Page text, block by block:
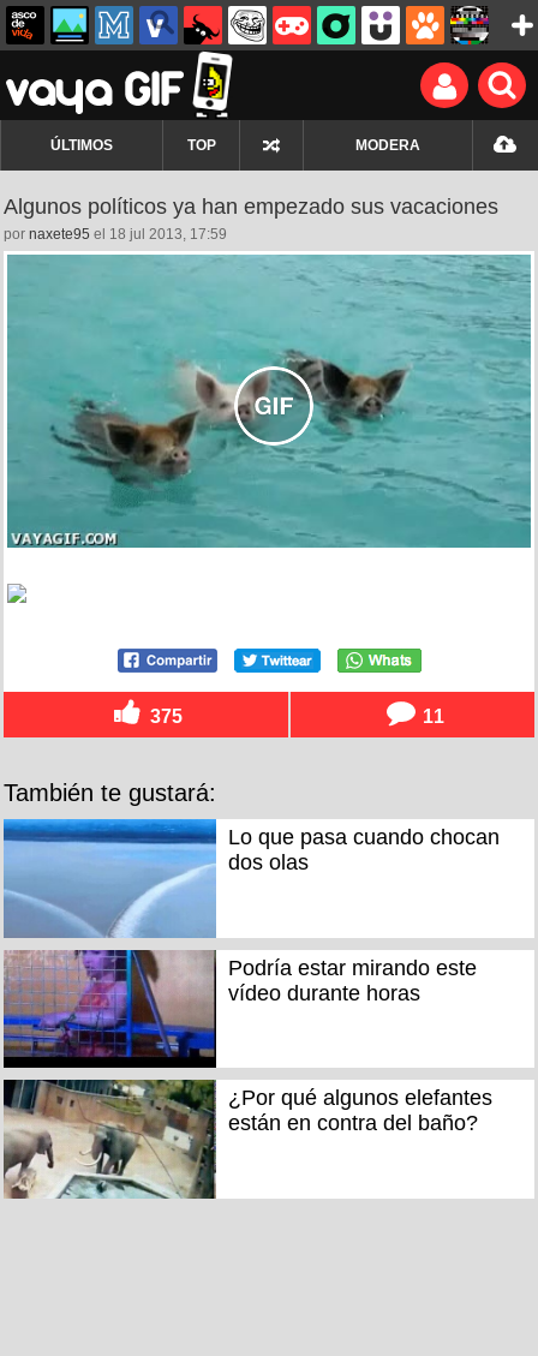
ÚLTIMOS TOP MODERA
Algunos políticos ya han empezado sus vacaciones
por naxete95 el 18 jul 2013, 17:59
375 11
También te gustará:
Lo que pasa cuando chocan
dos olas
Podría estar mirando este
vídeo durante horas
¿Por qué algunos elefantes
están en contra del baño?